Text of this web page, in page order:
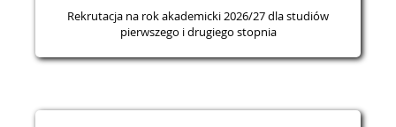
Rekrutacja na rok akademicki 2026/27 dla studiów
pierwszego i drugiego stopnia